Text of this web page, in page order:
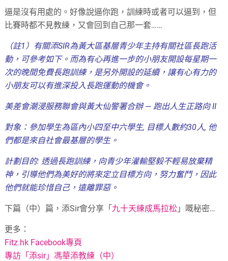
逼是沒有用處的。好像說逼你跑，訓練時或者可以逼到，但
比賽時都不見教練，又會回到自己那一套……
（註1）有關添SIR為黃大區基層青少年主持有關社區長跑活
動，可參考如下。 而為有心再進一步的小朋友開設每星期一
次的晚間免費長跑訓練，是另外開設的延續，讓有心有力的
小朋友可以有進深投入長跑運動的機會。
美差會潮浸服務聯會與黃大仙警署合辦 — 跑出人生正路向 II
對象：參加學生為區內小四至中六學生, 目標人數約30人, 他
們都是來自社會最基層的學生。
計劃目的: 透過長跑訓練，向青少年灌輸堅毅不輕易放棄精
神，引導他們為美好的將來定立目標方向，努力奮鬥，因此
他們就能珍惜自己，遠離罪惡。
下篇（中）篇，添Sir會分享「 九十天練成馬拉松 」嘅秘密…
更多：
Fitz.hk Facebook專頁
專訪「添sir」馮華添教練（中）